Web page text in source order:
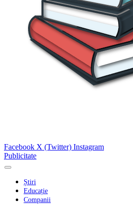
Facebook X (Twitter) Instagram
Publicitate
Știri
Educație
Companii